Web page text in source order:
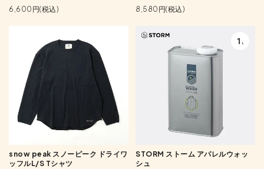
6,600円(税込)
8,580円(税込)
snow peak スノーピーク ドライワ
ッフルL/S Tシャツ
STORM ストーム アパレルウォッ
シュ